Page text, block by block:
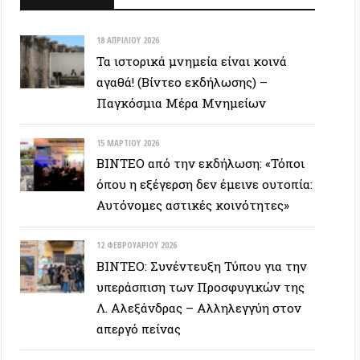
ΒΙΝΤΕΟ: Συνέντευξη Τύπου για την
Λ. Αλεξάνδρας – Αλληλεγγύη στον
απεργό πείνας
28 ΙΟΥΝΊΟΥ 2026
Colin Ward: Ο σπόρος κάτω απο το
χιόνι (Autonomedia, 2001)
15 ΙΟΥΝΊΟΥ 2026
Συνέντευξη Zygmunt Bauman: Η
ρευστή νεωτερικότητα
(Autonomedia, 2001)